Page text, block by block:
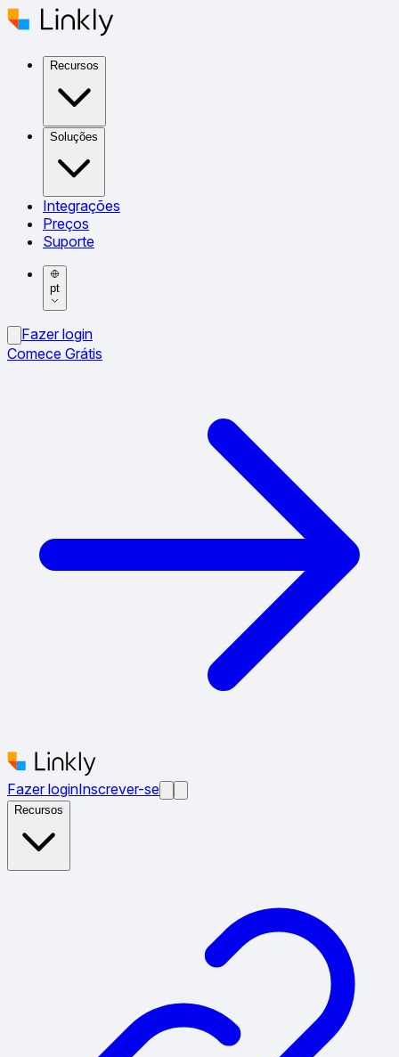
Recursos
Soluções
Integrações
Preços
Suporte
pt
Fazer login
Comece Grátis
Fazer loginInscrever-se
Recursos